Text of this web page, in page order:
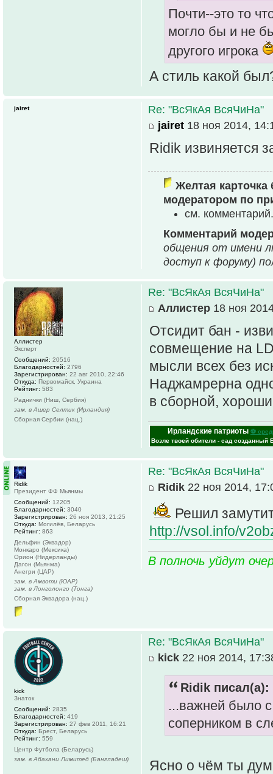
Почти--это то
могло бы и не
другого игрока
А стиль какой
Re: "ВсЯкАя ВсяЧиНа"
jairet 18 ноя 2014,
Ridik извиняется
Желтая карточка
модератором по
см. комментарий.
Комментарий
общения от имени
доступ к форуму)
jairet
Re: "ВсЯкАя ВсяЧиНа"
Аллистер 18 ноя
Отсидит бан -
совмещение на
мысли всех без
Наджамрерна
в сборной,
Ирландские патриоты ⚽
Возле твоей обители - сад созданный
Аллистер
Эксперт
Сообщений: 20516
Благодарностей: 2796
Зарегистрирован: 22 авг 2010, 22:46
Откуда: Первомайск, Украина
Рейтинг: 583
Раднички (Ниш, Сербия)
зам. в Ашер Селтик (Ирландия)
Сборная Сербии (нац.)
Re: "ВсЯкАя ВсяЧиНа"
Ridik 22 ноя 2014,
Решил
http://vsol.info/
В полночь уйдут
Ridik
Президент ФФ Мьянмы
Сообщений: 12205
Благодарностей: 3040
Зарегистрирован: 26 ноя 2013, 21:25
Откуда: Могилёв, Беларусь
Рейтинг: 863
Дельфин (Эквадор)
Монкаро (Мексика)
Орион (Нидерланды)
Дагон (Мьянма)
Анегри (ЦАР)
зам. в Амвоти (ЮАР)
зам. в Лонголонго (Тонга)
Сборная Эквадора (нац.)
Re: "ВсЯкАя ВсяЧиНа"
kick 22 ноя 2014,
Ridik писал(а):
...важней было
соперником в
Ясно о чём ты
kick
Знаток
Сообщений: 2835
Благодарностей: 419
Зарегистрирован: 27 фев 2011, 16:21
Откуда: Брест, Беларусь
Рейтинг: 559
Центр Футбола (Беларусь)
зам. в Абахани Лимитед (Бангладеш)